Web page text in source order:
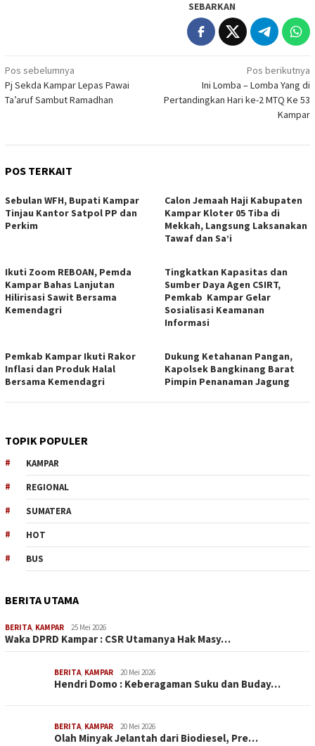
SEBARKAN
Navigasi
pos
Pos sebelumnya
Pj Sekda Kampar Lepas Pawai
Ta’aruf Sambut Ramadhan
Pos berikutnya
Ini Lomba – Lomba Yang di
Pertandingkan Hari ke-2 MTQ Ke 53
Kampar
POS TERKAIT
Sebulan WFH, Bupati Kampar
Tinjau Kantor Satpol PP dan
Perkim
Calon Jemaah Haji Kabupaten
Kampar Kloter 05 Tiba di
Mekkah, Langsung Laksanakan
Tawaf dan Sa’i
Ikuti Zoom REBOAN, Pemda
Kampar Bahas Lanjutan
Hilirisasi Sawit Bersama
Kemendagri
Tingkatkan Kapasitas dan
Sumber Daya Agen CSIRT,
Pemkab Kampar Gelar
Sosialisasi Keamanan
Informasi
Pemkab Kampar Ikuti Rakor
Inflasi dan Produk Halal
Bersama Kemendagri
Dukung Ketahanan Pangan,
Kapolsek Bangkinang Barat
Pimpin Penanaman Jagung
TOPIK POPULER
KAMPAR
REGIONAL
SUMATERA
HOT
BUS
BERITA UTAMA
BERITA, KAMPAR 25 Mei 2026
Waka DPRD Kampar : CSR Utamanya Hak Masy…
BERITA, KAMPAR 20 Mei 2026
Hendri Domo : Keberagaman Suku dan Buday…
BERITA, KAMPAR 20 Mei 2026
Olah Minyak Jelantah dari Biodiesel, Pre…